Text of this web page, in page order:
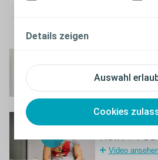
Auswahl
Cookies
Details zeigen
Urlaub
kein
Video